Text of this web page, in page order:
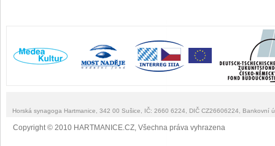
Horská synagoga Hartmanice, 342 00 Sušice, IČ: 2660 6224, DIČ CZ26606224, Bankovní
Copyright © 2010 HARTMANICE.CZ, Všechna práva vyhrazena